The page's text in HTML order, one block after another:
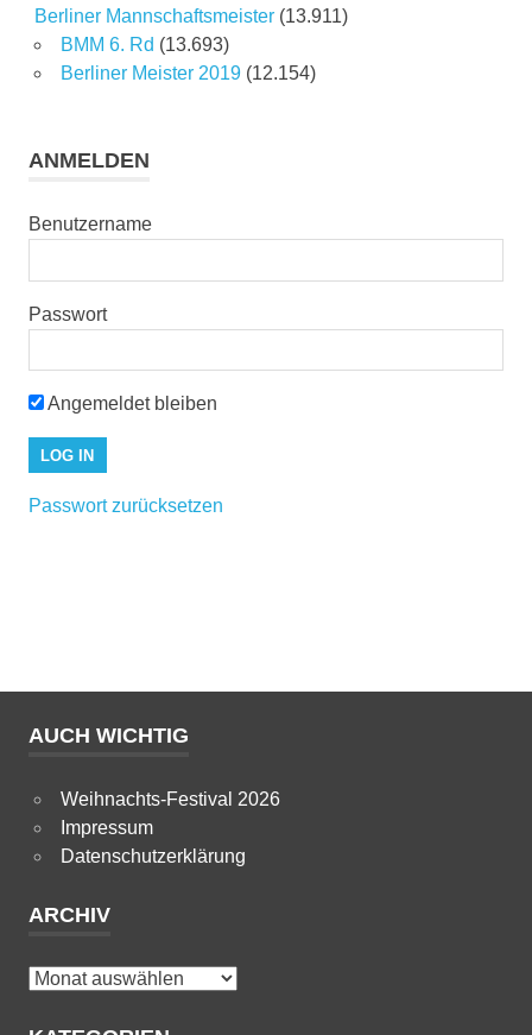
Berliner Mannschaftsmeister (13.911)
BMM 6. Rd (13.693)
Berliner Meister 2019 (12.154)
ANMELDEN
Benutzername
Passwort
Angemeldet bleiben
Passwort zurücksetzen
AUCH WICHTIG
Weihnachts-Festival 2026
Impressum
Datenschutzerklärung
ARCHIV
Archiv